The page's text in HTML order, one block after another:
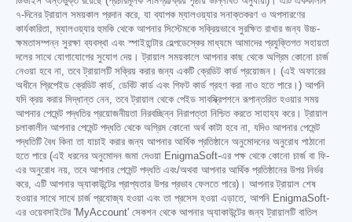
৭-দিনের ট্রায়াল সময়কাল প্রদান করে, যা ব্যাপক ম্যালওয়্যার সনাক্তকরণ ও অপসারণের
কার্যকারিতা, ম্যালওয়্যার হুমকি থেকে আপনার সিস্টেমকে সক্রিয়ভাবে সুরক্ষিত রাখার জন্য উচ্চ-
ক্ষমতাসম্পন্ন সুরক্ষা ব্যবস্থা এবং স্পাইহান্টার হেল্পডেস্কের মাধ্যমে আমাদের প্রযুক্তিগত সহায়তা
দলের সাথে যোগাযোগের সুযোগ দেয়। ট্রায়াল সময়কালে আপনার কাছ থেকে অগ্রিম কোনো চার্জ
নেওয়া হবে না, তবে ট্রায়ালটি সক্রিয় করার জন্য একটি ক্রেডিট কার্ড প্রয়োজন। (এই অফারের
অধীনে প্রিপেইড ক্রেডিট কার্ড, ডেবিট কার্ড এবং গিফট কার্ড গ্রহণ করা নাও হতে পারে।) আপনি
যদি ক্রয় করার সিদ্ধান্ত নেন, তবে ট্রায়াল থেকে পেইড সাবস্ক্রিপশনে রূপান্তরিত হওয়ার সময়
আপনার পেমেন্ট পদ্ধতির প্রয়োজনীয়তা নিরবচ্ছিন্ন নিরাপত্তা নিশ্চিত করতে সাহায্য করে। ট্রায়াল
চলাকালীন আপনার পেমেন্ট পদ্ধতি থেকে অগ্রিম কোনো অর্থ কাটা হবে না, যদিও আপনার পেমেন্ট
পদ্ধতিটি বৈধ কিনা তা যাচাই করার জন্য আপনার আর্থিক প্রতিষ্ঠানে অনুমোদনের অনুরোধ পাঠানো
হতে পারে (এই ধরনের অনুমোদন জমা দেওয়া EnigmaSoft-এর পক্ষ থেকে কোনো চার্জ বা ফি-
এর অনুরোধ নয়, তবে আপনার পেমেন্ট পদ্ধতি এবং/অথবা আপনার আর্থিক প্রতিষ্ঠানের উপর নির্ভর
করে, এটি আপনার অ্যাকাউন্টের প্রাপ্যতার উপর প্রভাব ফেলতে পারে)। আপনার ট্রায়াল শেষ
হওয়ার সাথে সাথে চার্জ প্রযোজ্য হওয়া এবং তা প্রসেস হওয়া এড়াতে, আপনি EnigmaSoft-
এর ওয়েবসাইটের 'MyAccount' সেকশন থেকে আপনার অ্যাকাউন্টের জন্য ট্রায়ালটি বাতিল